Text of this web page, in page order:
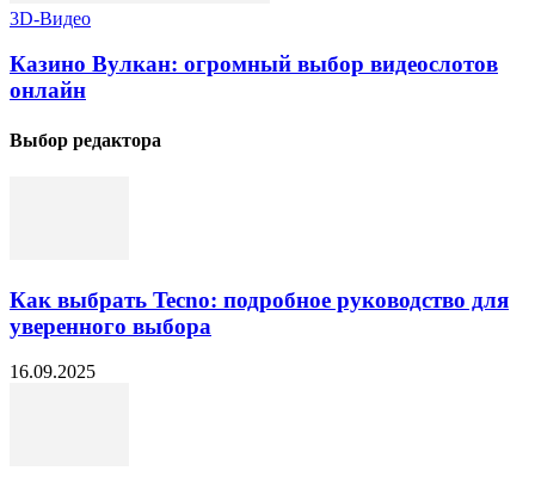
3D-Видео
Казино Вулкан: огромный выбор видеослотов
онлайн
Выбор редактора
Как выбрать Tecno: подробное руководство для
уверенного выбора
16.09.2025